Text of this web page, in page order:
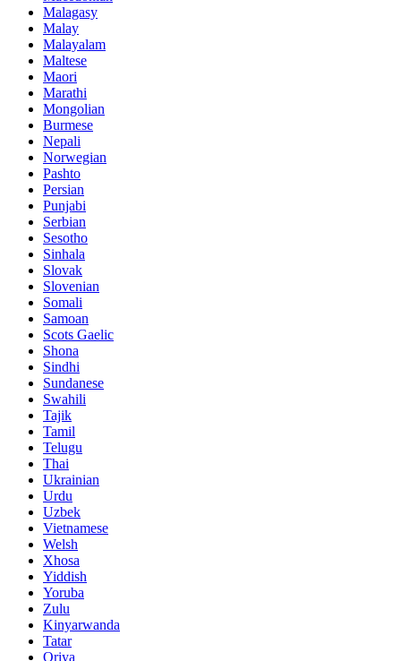
Malagasy
Malay
Malayalam
Maltese
Maori
Marathi
Mongolian
Burmese
Nepali
Norwegian
Pashto
Persian
Punjabi
Serbian
Sesotho
Sinhala
Slovak
Slovenian
Somali
Samoan
Scots Gaelic
Shona
Sindhi
Sundanese
Swahili
Tajik
Tamil
Telugu
Thai
Ukrainian
Urdu
Uzbek
Vietnamese
Welsh
Xhosa
Yiddish
Yoruba
Zulu
Kinyarwanda
Tatar
Oriya